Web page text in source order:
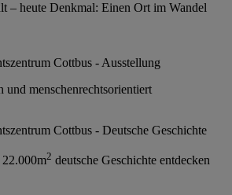
– heute Denkmal: Einen Ort im Wandel
und menschenrechtsorientiert
2 deutsche Geschichte entdecken